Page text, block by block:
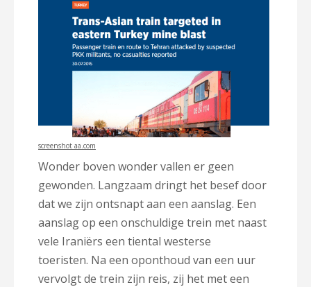
screenshot aa.com
Wonder boven wonder vallen er geen
gewonden. Langzaam dringt het besef door
dat we zijn ontsnapt aan een aanslag. Een
aanslag op een onschuldige trein met naast
vele Iraniërs een tiental westerse
toeristen. Na een oponthoud van een uur
vervolgt de trein zijn reis, zij het met een